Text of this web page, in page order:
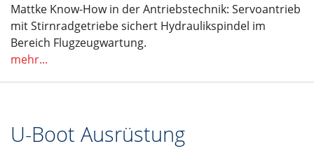
Mattke Know-How in der Antriebstechnik: Servoantrieb
mit Stirnradgetriebe sichert Hydraulikspindel im
Bereich Flugzeugwartung.
mehr...
U-Boot Ausrüstung